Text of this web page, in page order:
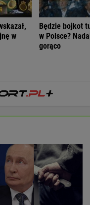
w
Będzie bojkot
w Polsce?
gorąco